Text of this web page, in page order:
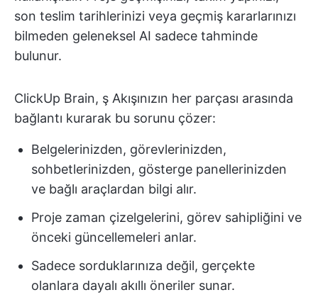
son teslim tarihlerinizi veya geçmiş kararlarınızı
bilmeden geleneksel AI sadece tahminde
bulunur.
ClickUp Brain, ş Akışınızın her parçası arasında
bağlantı kurarak bu sorunu çözer:
Belgelerinizden, görevlerinizden,
sohbetlerinizden, gösterge panellerinizden
ve bağlı araçlardan bilgi alır.
Proje zaman çizelgelerini, görev sahipliğini ve
önceki güncellemeleri anlar.
Sadece sorduklarınıza değil, gerçekte
olanlara dayalı akıllı öneriler sunar.